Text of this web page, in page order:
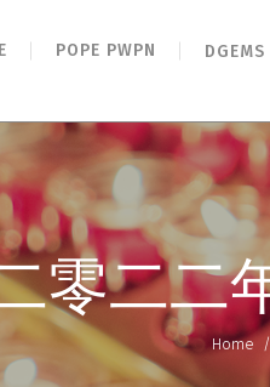
POPE PWPN DGEMS
零二二
Home